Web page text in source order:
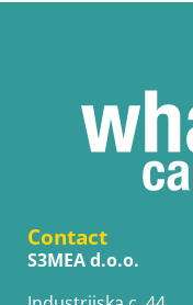
Contact
S3MEA d.o.o.